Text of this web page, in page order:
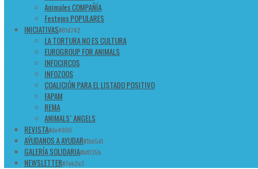
Animales COMPAÑÍA
Festejos POPULARES
INICIATIVAS#81d742
LA TORTURA NO ES CULTURA
EUROGROUP FOR ANIMALS
INFOCIRCOS
INFOZOOS
COALICIÓN PARA EL LISTADO POSITIVO
FAPAM
REMA
ANIMALS´ ANGELS
REVISTA#de4900
AÝUDANOS A AYUDAR#1bb5d1
GALERÍA SOLIDARIA#bf035b
NEWSLETTER#7eb2e2